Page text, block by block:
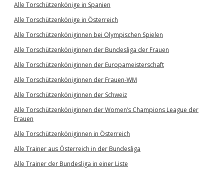
Alle Torschützenkönige in Spanien
Alle Torschützenkönige in Österreich
Alle Torschützenköniginnen bei Olympischen Spielen
Alle Torschützenköniginnen der Bundesliga der Frauen
Alle Torschützenköniginnen der Europameisterschaft
Alle Torschützenköniginnen der Frauen-WM
Alle Torschützenköniginnen der Schweiz
Alle Torschützenköniginnen der Women’s Champions League der
Frauen
Alle Torschützenköniginnen in Österreich
Alle Trainer aus Österreich in der Bundesliga
Alle Trainer der Bundesliga in einer Liste